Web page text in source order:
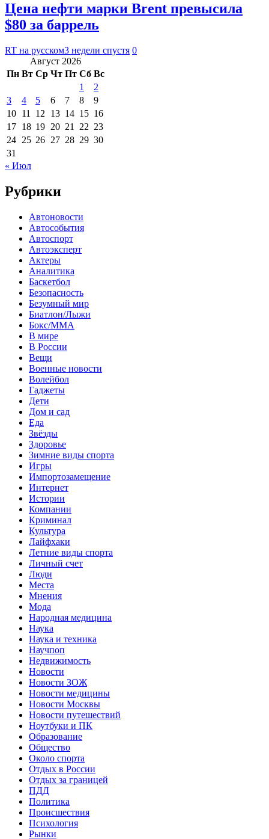
Цена нефти марки Brent превысила
$80 за баррель
RT на русском3 недели спустя 0
Август 2026
Пн Вт Ср Чт Пт Сб Вс
1
2
3
4 5 6 7 8
9
10 11 12 13 14 15 16
17 18 19 20 21 22 23
24 25 26 27 28 29 30
31
« Июл
Рубрики
Автоновости
Автособытия
Автоспорт
Автоэксперт
Актеры
Аналитика
Баскетбол
Безопасность
Безумный мир
Биатлон/Лыжи
Бокс/MMA
В мире
В России
Вещи
Военные новости
Волейбол
Гаджеты
Дети
Дом и сад
Еда
Звёзды
Здоровье
Зимние виды спорта
Игры
Импортозамещение
Интернет
Истории
Компании
Криминал
Культура
Лайфхаки
Летние виды спорта
Личный счет
Люди
Места
Мнения
Мода
Народная медицина
Наука
Наука и техника
Научпоп
Недвижимость
Новости
Новости ЗОЖ
Новости медицины
Новости Москвы
Новости путешествий
Ноутбуки и ПК
Образование
Общество
Около спорта
Отдых в России
Отдых за границей
ПДД
Политика
Происшествия
Психология
Рынки